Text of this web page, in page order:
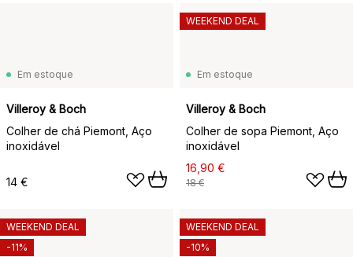
Em estoque
Villeroy & Boch
Colher de chá Piemont, Aço
inoxidável
14 €
Em estoque
Villeroy & Boch
Colher de sopa Piemont, Aço
inoxidável
16,90 €
18 €
WEEKEND DEAL
WEEKEND DEAL
-11%
WEEKEND DEAL
-10%